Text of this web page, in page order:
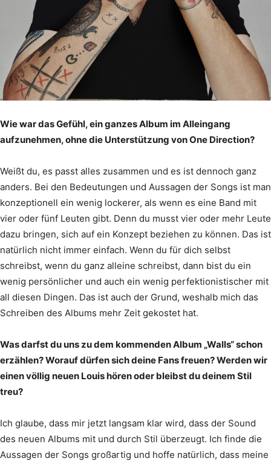
Wie war das Gefühl, ein ganzes Album im Alleingang
aufzunehmen, ohne die Unterstützung von One Direction?
Weißt du, es passt alles zusammen und es ist dennoch ganz
anders. Bei den Bedeutungen und Aussagen der Songs ist man
konzeptionell ein wenig lockerer, als wenn es eine Band mit
vier oder fünf Leuten gibt. Denn du musst vier oder mehr Leute
dazu bringen, sich auf ein Konzept beziehen zu können. Das ist
natürlich nicht immer einfach. Wenn du für dich selbst
schreibst, wenn du ganz alleine schreibst, dann bist du ein
wenig persönlicher und auch ein wenig perfektionistischer mit
all diesen Dingen. Das ist auch der Grund, weshalb mich das
Schreiben des Albums mehr Zeit gekostet hat.
Was darfst du uns zu dem kommenden Album „Walls“ schon
erzählen? Worauf dürfen sich deine Fans freuen? Werden wir
einen völlig neuen Louis hören oder bleibst du deinem Stil
treu?
Ich glaube, dass mir jetzt langsam klar wird, dass der Sound
des neuen Albums mit und durch Stil überzeugt. Ich finde die
Aussagen der Songs großartig und hoffe natürlich, dass meine